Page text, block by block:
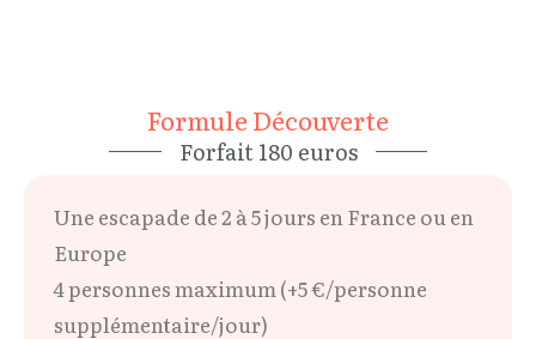
Formule Découverte
Forfait 180 euros
Une escapade de 2 à 5 jours en France ou en
Europe
4 personnes maximum (+5 €/personne
supplémentaire/jour)